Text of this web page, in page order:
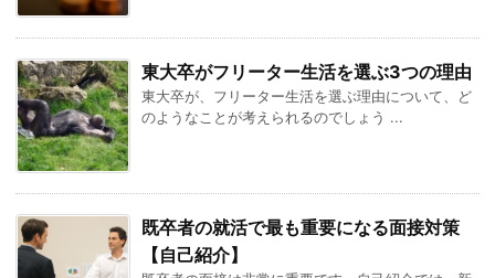
東大卒がフリーター生活を選ぶ3つの理由
東大卒が、フリーター生活を選ぶ理由について、ど
のようなことが考えられるのでしょう ...
既卒者の就活で最も重要になる面接対策
【自己紹介】